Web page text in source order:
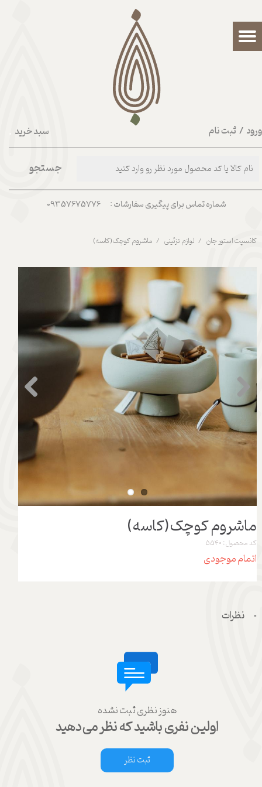
سبد خرید / ثبت نام
حساب کاربری من
تغییر گذر واژه
شماره تماس برای پیگیری سفارشات : 09357675776
جستجو
کانسپت استور جان لوازم تزئینی ماشروم کوچک(کاسه)
ماشروم کوچک(کاسه)
کد محصول: 5540
اتمام موجودی
نظرات
هنوز نظری ثبت نشده
اولین نفری باشید که نظر می‌دهید
ثبت نظر